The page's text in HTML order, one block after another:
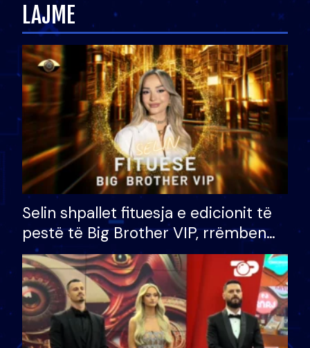
LAJME
Selin shpallet fituesja e edicionit të
pestë të Big Brother VIP, rrëmben
çmimin e madh prej 100 mijë eurosh